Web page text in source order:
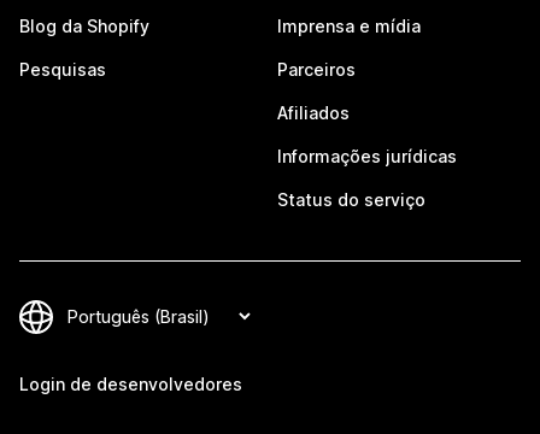
Blog da Shopify
Pesquisas
Imprensa e mídia
Parceiros
Afiliados
Informações jurídicas
Status do serviço
Login de desenvolvedores